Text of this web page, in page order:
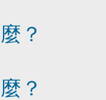
？
？